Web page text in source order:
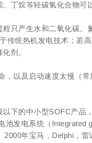
丁烷等轻碳氢化合物
只产生水和二氧化碳。
传统热机发电技术；若
剂。
，以及启动速度太慢（常
下的中小型SOFC产
发电系统（Integrated
年宝马，Delphi，